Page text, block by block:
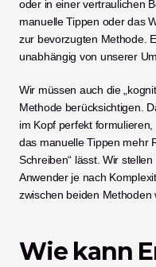
oder in einer vertraulichen
manuelle Tippen oder das
zur bevorzugten Methode.
unabhängig von unserer
Wir müssen auch die
Methode berücksichtigen.
im Kopf perfekt
das manuelle Tippen mehr
Schreiben“ lässt. Wir
Anwender je nach
zwischen beiden Methoden
Wie kann